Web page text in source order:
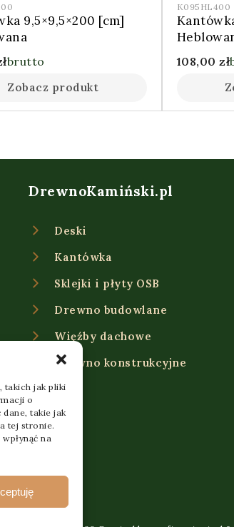
takich jak pliki
o
takie jak
tej stronie.
na
9,5×9,5×200 [cm]
brutto
Zobacz produkt
K095HL400
108,00zł
DrewnoKamiński.pl
Deski
Kantówka
Sklejki i płyty OSB
Drewno budowlane
Więźby dachowe
Drewno konstrukcyjne